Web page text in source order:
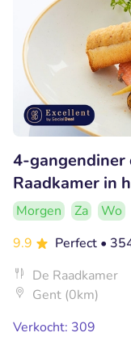
4-gangendiner
Raadkamer in
Morgen Za
Wo
9.9
Perfect •
De Raadkamer
Gent (0km)
Verkocht: 309